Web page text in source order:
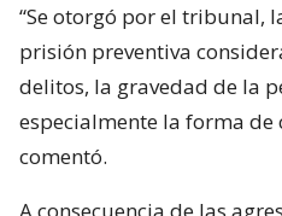
“Se otorgó por el tribunal,
prisión preventiva
delitos, la gravedad de la
especialmente la forma de
comentó.
A consecuencia de las